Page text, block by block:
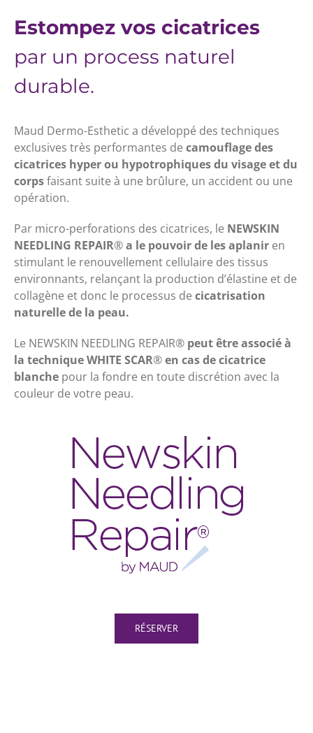
Estompez vos cicatrices
par un process naturel
durable.
Maud Dermo-Esthetic a développé des techniques
exclusives très performantes de camouflage des
cicatrices hyper ou hypotrophiques du visage et du
corpsfaisant suite à une brûlure, un accident ou une
opération.
Par micro-perforations des cicatrices, le NEWSKIN
NEEDLING REPAIR®a le pouvoir de les aplanir en
stimulant le renouvellement cellulaire des tissus
environnants, relançant la production d’élastine et de
collagène et donc le processus de cicatrisation
naturelle de la peau.
Le NEWSKIN NEEDLING REPAIR® peut être associé à
la technique WHITE SCAR®en cas de cicatrice
blanche pour la fondre en toute discrétion avec la
couleur de votre peau.
RÉSERVER